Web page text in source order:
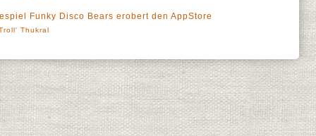
Funky Disco Bears erobert den AppStore
Thukral